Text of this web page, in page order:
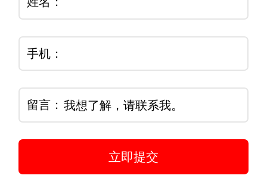
手机：
留言：